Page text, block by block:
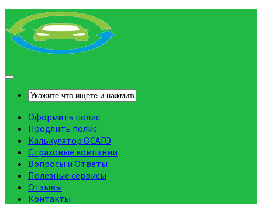
Оформить полис
Продлить полис
Калькулятор ОСАГО
Страховые компании
Вопросы и Ответы
Полезные сервисы
Отзывы
Контакты